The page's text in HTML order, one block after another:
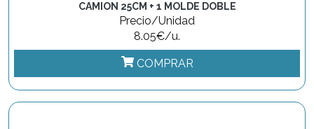
CAMION 25CM + 1 MOLDE DOBLE
Precio/Unidad
8.05€/u.
COMPRAR